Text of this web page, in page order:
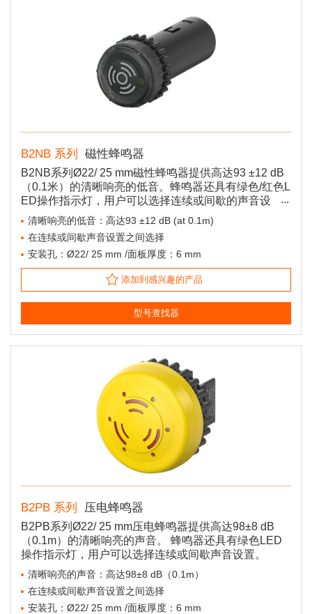
B2NB 系列 磁性蜂鸣器
B2NB系列Ø22/ 25 mm磁性蜂鸣器提供高达93 ±12 dB
（0.1米）的清晰响亮的低音。蜂鸣器还具有绿色/红色L
ED操作指示灯，用户可以选择连续或间歇的声音设
置。
清晰响亮的低音：高达93 ±12 dB (at 0.1m)
在连续或间歇声音设置之间选择
安装孔：Ø22/ 25 mm /面板厚度：6 mm
添加到感兴趣的产品
型号查找器
B2PB 系列 压电蜂鸣器
B2PB系列Ø22/ 25 mm压电蜂鸣器提供高达98±8 dB
（0.1m）的清晰响亮的声音。 蜂鸣器还具有绿色LED
操作指示灯，用户可以选择连续或间歇声音设置。
清晰响亮的声音：高达98±8 dB（0.1m）
在连续或间歇声音设置之间选择
安装孔：Ø22/ 25 mm /面板厚度：6 mm